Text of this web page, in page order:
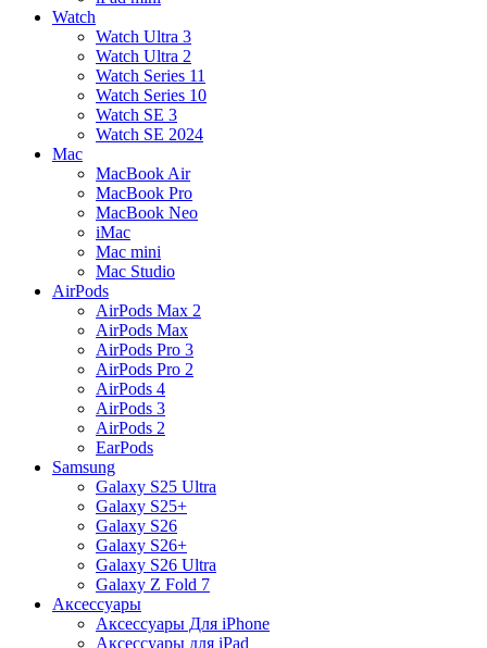
Watch
Watch Ultra 3
Watch Ultra 2
Watch Series 11
Watch Series 10
Watch SE 3
Watch SE 2024
Mac
MacBook Air
MacBook Pro
MacBook Neo
iMac
Mac mini
Mac Studio
AirPods
AirPods Max 2
AirPods Max
AirPods Pro 3
AirPods Pro 2
AirPods 4
AirPods 3
AirPods 2
EarPods
Samsung
Galaxy S25 Ultra
Galaxy S25+
Galaxy S26
Galaxy S26+
Galaxy S26 Ultra
Galaxy Z Fold 7
Аксессуары
Аксессуары Для iPhone
Аксессуары для iPad